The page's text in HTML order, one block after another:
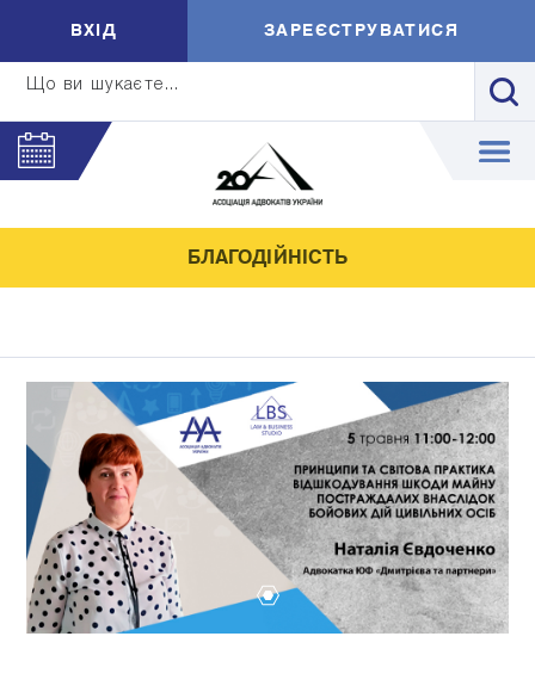
Що ви шукаєте...
ВXIД ЗАРЕЄСТРУВАТИСЯ
БЛАГОДІЙНІСТЬ